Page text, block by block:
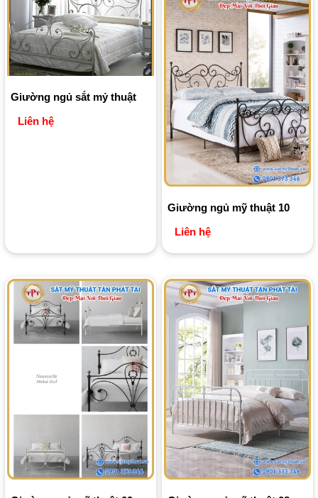
Giường ngủ sắt mỷ thuật
Liên hệ
Giường ngủ mỹ thuật 10
Liên hệ